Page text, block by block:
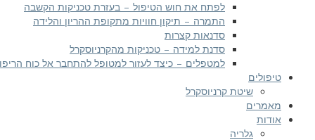
לפתח את חוש הטיפול – בעזרת טכניקות הקשבה
התמרה – תיקון חוויות מתקופת ההריון והלידה
סדנאות קצרות
סדנת למידה – טכניקות מהקרניוסקרל
למטפלים – כיצד לעזור למטופל להתחבר אל כוח
טיפולים
שיטת קרניוסקרל
מאמרים
אודות
גלריה